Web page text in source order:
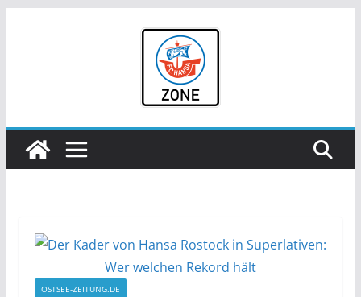
OSTSEE-ZEITUNG.DE